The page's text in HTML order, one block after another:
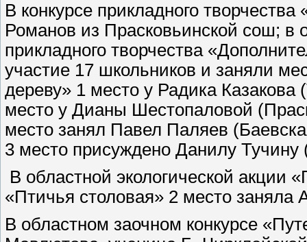
В конкурсе прикладного
Романов из Прасковьинской сош; в
прикладного творчества
участие 17 школьников и заняли
дереву» 1 место у Радика
место у Дианы Шестопаловой
место занял Павел Паляев
3 место присуждено Данилу
В областной экологической
«Птичья столовая» 2 место
В областном заочном конкурсе